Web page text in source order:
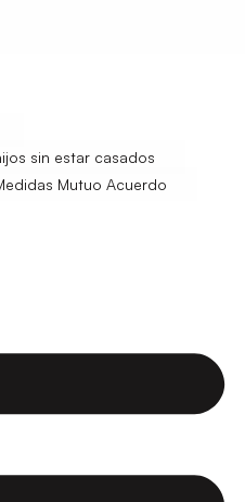
sin estar casados
Mutuo Acuerdo